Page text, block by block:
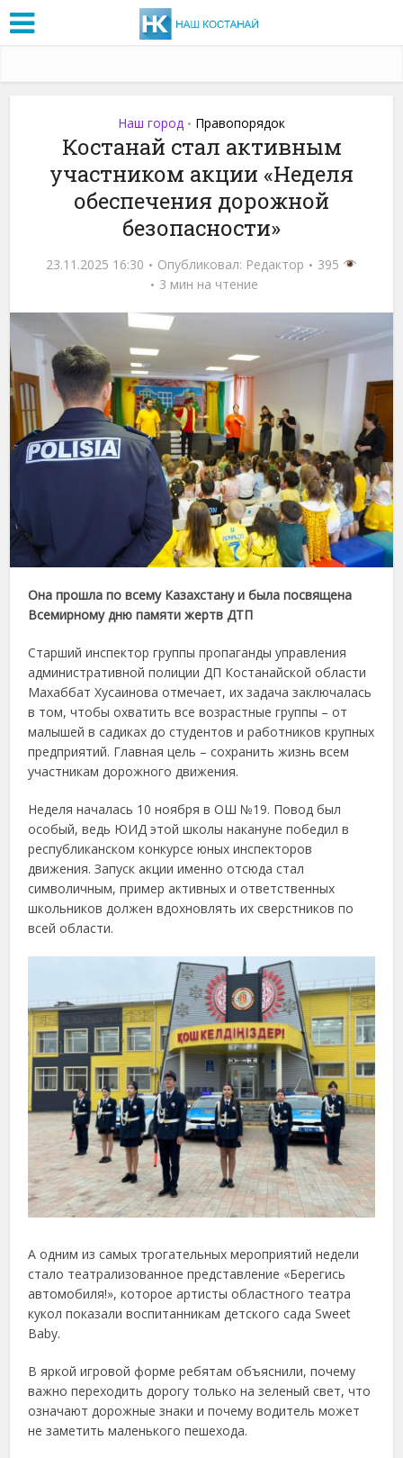
Наш город • Правопорядок
Костанай стал активным
участником акции «Неделя
обеспечения дорожной
безопасности»
23.11.2025 16:30 Опубликовал: Редактор
395
3 мин на чтение
Она прошла по всему Казахстану и была посвящена
Всемирному дню памяти жертв ДТП
Старший инспектор группы пропаганды управления
административной полиции ДП Костанайской области
Махаббат Хусаинова отмечает, их задача заключалась
в том, чтобы охватить все возрастные группы – от
малышей в садиках до студентов и работников крупных
предприятий. Главная цель – сохранить жизнь всем
участникам дорожного движения.
Неделя началась 10 ноября в ОШ №19. Повод был
особый, ведь ЮИД этой школы накануне победил в
республиканском конкурсе юных инспекторов
движения. Запуск акции именно отсюда стал
символичным, пример активных и ответственных
школьников должен вдохновлять их сверстников по
всей области.
А одним из самых трогательных мероприятий недели
стало театрализованное представление «Берегись
автомобиля!», которое артисты областного театра
кукол показали воспитанникам детского сада Sweet
Baby.
В яркой игровой форме ребятам объяснили, почему
важно переходить дорогу только на зеленый свет, что
означают дорожные знаки и почему водитель может
не заметить маленького пешехода.